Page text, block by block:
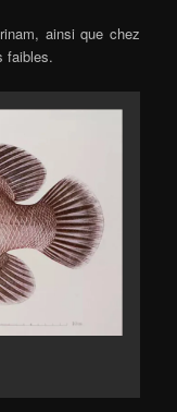
ainsi que chez
faibles.